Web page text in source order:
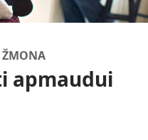
ŽMONA
apmaudui